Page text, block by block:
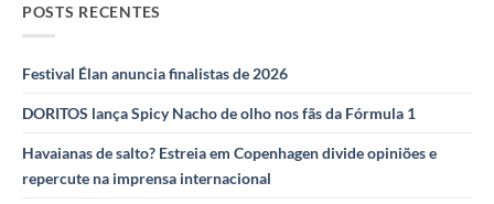
POSTS RECENTES
Festival Élan anuncia finalistas de 2026
DORITOS lança Spicy Nacho de olho nos fãs da Fórmula 1
Havaianas de salto? Estreia em Copenhagen divide opiniões e
repercute na imprensa internacional